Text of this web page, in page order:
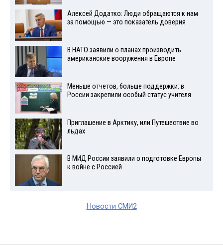
Алексей Додатко: Люди обращаются к нам
за помощью — это показатель доверия
В НАТО заявили о планах производить
американские вооружения в Европе
Меньше отчетов, больше поддержки: в
России закрепили особый статус учителя
Приглашение в Арктику, или Путешествие во
льдах
В МИД России заявили о подготовке Европы
к войне с Россией
Новости СМИ2